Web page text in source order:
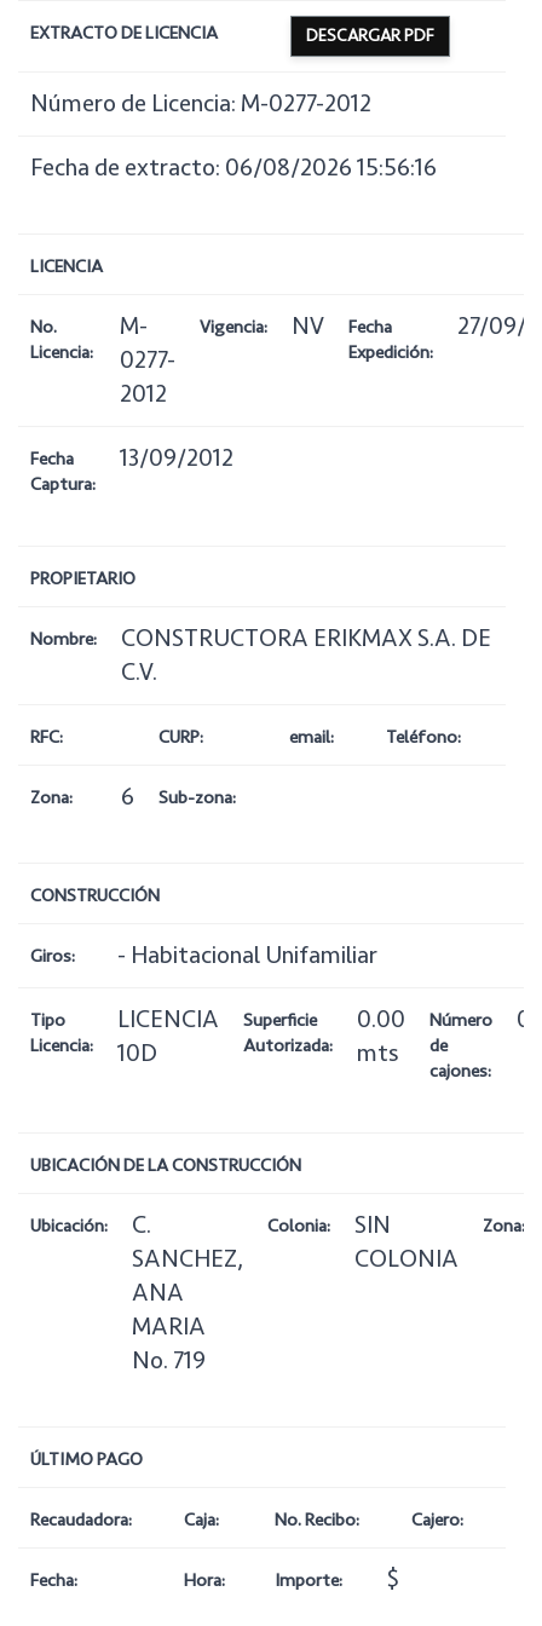
EXTRACTO DE LICENCIA DESCARGAR PDF
Número de Licencia: M-0277-2012
Fecha de extracto: 06/08/2026 15:56:16
LICENCIA
No.
Licencia:
M-
0277-
2012
Vigencia: NV
Fecha
Expedición:
27/09/
Fecha
Captura:
13/09/2012
PROPIETARIO
Nombre:
CONSTRUCTORA ERIKMAX S.A. DE
C.V.
RFC: CURP: email: Teléfono:
Zona: 6 Sub-zona:
CONSTRUCCIÓN
Giros: - Habitacional Unifamiliar
Tipo
Licencia:
LICENCIA
10D
Superficie
Autorizada:
0.00
mts
Número
de
cajones:
0
UBICACIÓN DE LA CONSTRUCCIÓN
Ubicación:
C.
SANCHEZ,
ANA
MARIA
No. 719
Colonia:
SIN
COLONIA
Zona:
ÚLTIMO PAGO
Recaudadora: Caja: No. Recibo: Cajero:
Fecha: Hora: Importe: $